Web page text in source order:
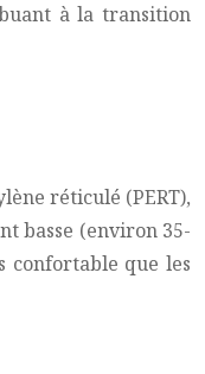
à la transition
réticulé (PERT),
basse (environ 35-
confortable que les